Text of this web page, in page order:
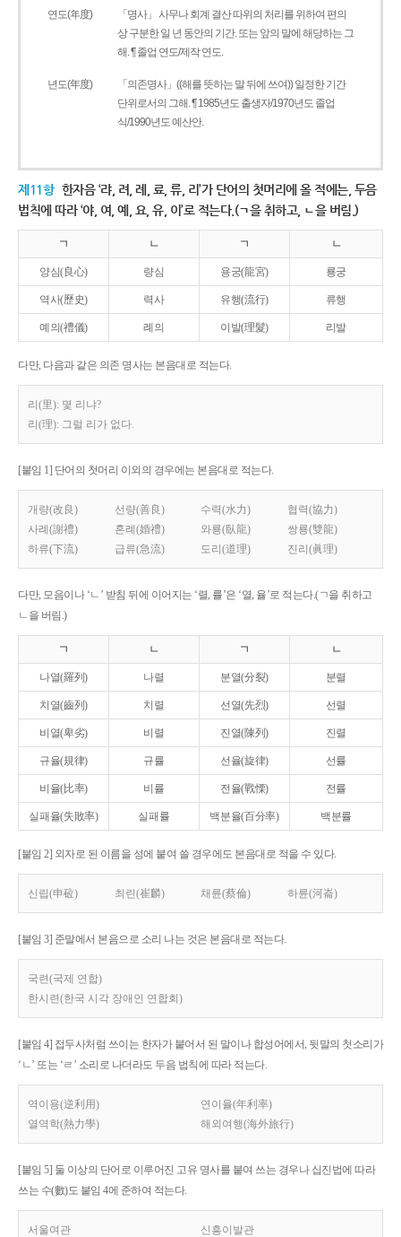
연도(年度)
「명사」 사무나 회계 결산 따위의 처리를 위하여 편의
상 구분한 일 년 동안의 기간. 또는 앞의 말에 해당하는 그
해. ¶ 졸업 연도/제작 연도.
년도(年度)
「의존명사」((해를 뜻하는 말 뒤에 쓰여)) 일정한 기간
단위로서의 그해. ¶ 1985년도 출생자/1970년도 졸업
식/1990년도 예산안.
제11항 한자음 ‘랴, 려, 례, 료, 류, 리’가 단어의 첫머리에 올 적에는, 두음
법칙에 따라 ‘야, 여, 예, 요, 유, 이’로 적는다.(ㄱ을 취하고, ㄴ을 버림.)
ㄱ ㄴ ㄱ ㄴ
양심(良心) 량심 용궁(龍宮) 룡궁
역사(歷史) 력사 유행(流行) 류행
예의(禮儀) 례의 이발(理髮) 리발
다만, 다음과 같은 의존 명사는 본음대로 적는다.
리(里): 몇 리냐?
리(理): 그럴 리가 없다.
[붙임 1] 단어의 첫머리 이외의 경우에는 본음대로 적는다.
개량(改良) 선량(善良) 수력(水力)
협력(協力)
사례(謝禮)
혼례(婚禮) 와룡(臥龍)
쌍룡(雙龍)
하류(下流)
급류(急流) 도리(道理) 진리(眞理)
다만, 모음이나 ‘ㄴ’ 받침 뒤에 이어지는 ‘렬, 률’은 ‘열, 율’로 적는다.(ㄱ을 취하고
ㄴ을 버림.)
ㄱ ㄴ ㄱ ㄴ
나열(羅列) 나렬 분열(分裂) 분렬
치열(齒列) 치렬 선열(先烈) 선렬
비열(卑劣) 비렬 진열(陳列) 진렬
규율(規律) 규률 선율(旋律) 선률
비율(比率) 비률 전율(戰慄) 전률
실패율(失敗率) 실패률 백분율(百分率) 백분률
[붙임 2] 외자로 된 이름을 성에 붙여 쓸 경우에도 본음대로 적을 수 있다.
신립(申砬) 최린(崔麟) 채륜(蔡倫) 하륜(河崙)
[붙임 3] 준말에서 본음으로 소리 나는 것은 본음대로 적는다.
국련(국제 연합)
한시련(한국 시각 장애인 연합회)
[붙임 4] 접두사처럼 쓰이는 한자가 붙어서 된 말이나 합성어에서, 뒷말의 첫소리가
‘ㄴ’ 또는 ‘ㄹ’ 소리로 나더라도 두음 법칙에 따라 적는다.
역이용(逆利用)
연이율(年利率)
열역학(熱力學)
해외여행(海外旅行)
[붙임 5] 둘 이상의 단어로 이루어진 고유 명사를 붙여 쓰는 경우나 십진법에 따라
쓰는 수(數)도 붙임 4에 준하여 적는다.
서울여관 신흥이발관